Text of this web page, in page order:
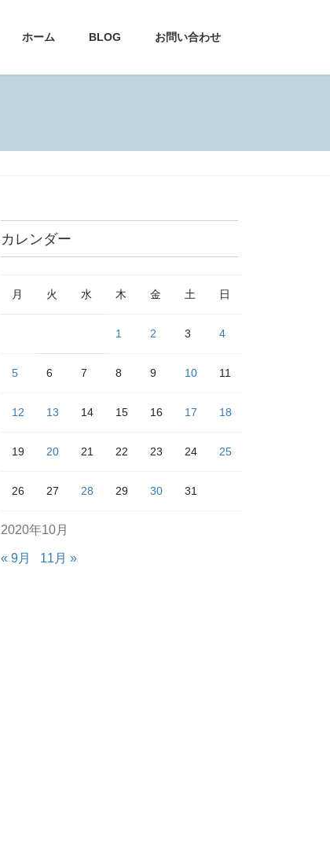
ホーム BLOG お問い合わせ
カレンダー
2020年10月
月 火 水 木 金 土 日
1 2 3 4
5 6 7 8 9 10 11
12 13 14 15 16 17 18
19 20 21 22 23 24 25
26 27 28 29 30 31
« 9月 11月 »